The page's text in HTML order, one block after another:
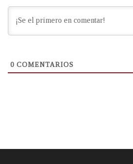
0 COMENTARIOS